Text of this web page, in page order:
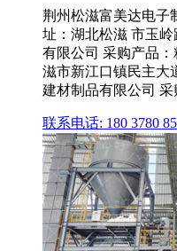
荆州松滋富美达电子
址：湖北松滋 市玉
有限公司 采购产品
滋市新江口镇民主大
建材制品有限公司 采
联系电话: 180 3780